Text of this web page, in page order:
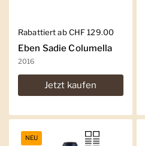
Regulärer Preis
Rabattiert ab CHF 129.00
Eben Sadie Columella
2016
Jetzt kaufen
NEU